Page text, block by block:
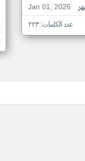
Jan 01, 2026
عدد الكلمات: ٢٢٣